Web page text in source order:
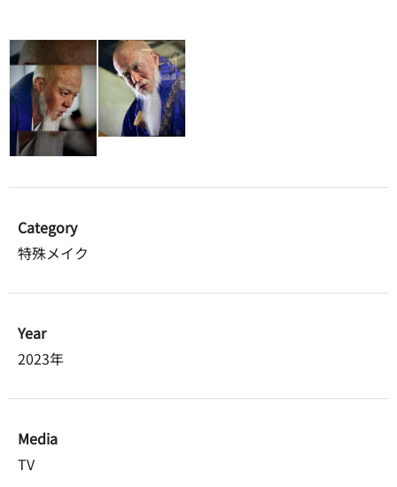
Category
特殊メイク
Year
2023年
Media
TV